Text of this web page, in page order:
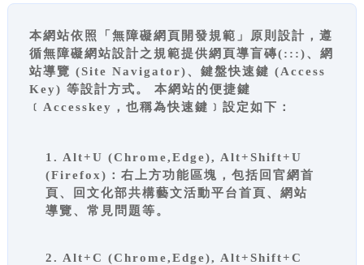
本網站依照「無障礙網頁開發規範」原則設計，遵
循無障礙網站設計之規範提供網頁導盲磚(:::)、網
站導覽 (Site Navigator)、鍵盤快速鍵 (Access
Key) 等設計方式。 本網站的便捷鍵
﹝Accesskey，也稱為快速鍵﹞設定如下：
1. Alt+U (Chrome,Edge), Alt+Shift+U
(Firefox)：右上方功能區塊，包括回官網首
頁、回文化部共構藝文活動平台首頁、網站
導覽、常見問題等。
2. Alt+C (Chrome,Edge), Alt+Shift+C